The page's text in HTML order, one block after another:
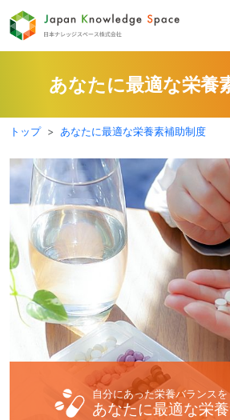
あなたに最適な栄養
トップ あなたに最適な栄養素補助制度
自分にあった栄養バランスを
あなたに最適な栄